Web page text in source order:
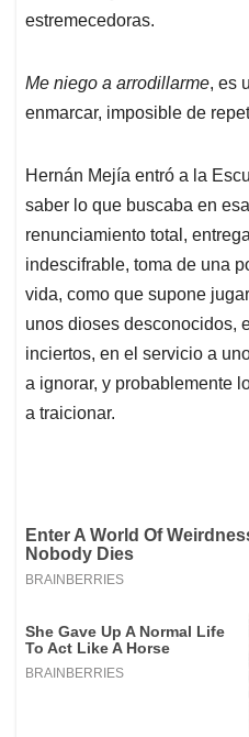
estremecedoras.
Me niego a arrodillarme, es
enmarcar, imposible de
Hernán Mejía entró a la
saber lo que buscaba en
renunciamiento total,
indescifrable, toma de una
vida, como que supone
unos dioses desconocidos,
inciertos, en el servicio a
a ignorar, y probablemente
a traicionar.